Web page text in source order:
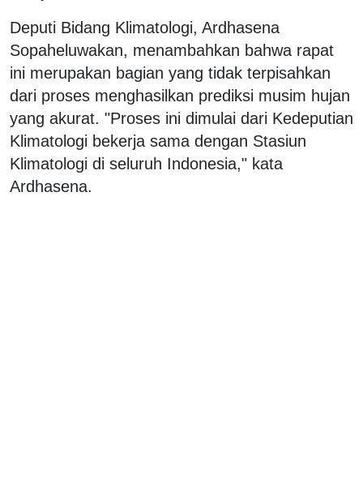
Deputi Bidang Klimatologi, Ardhasena
Sopaheluwakan, menambahkan bahwa rapat
ini merupakan bagian yang tidak terpisahkan
dari proses menghasilkan prediksi musim hujan
yang akurat. "Proses ini dimulai dari Kedeputian
Klimatologi bekerja sama dengan Stasiun
Klimatologi di seluruh Indonesia," kata
Ardhasena.